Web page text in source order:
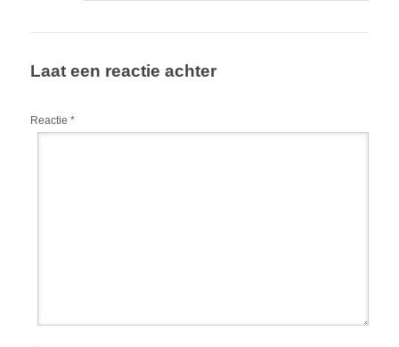
Laat een reactie achter
Reactie *